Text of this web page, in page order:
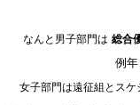
なんと男子部門は 総合
例年
女子部門は遠征組とスケ